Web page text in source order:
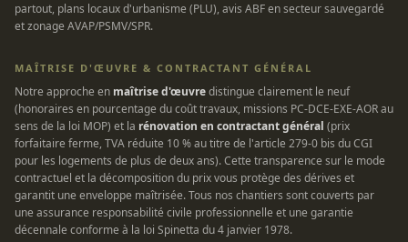
partout, plans locaux d'urbanisme (PLU), avis ABF en secteur sauvegardé
et zonage AVAP/PSMV/SPR.
MAÎTRISE D'ŒUVRE & CONTRACTANT GÉNÉRAL
Notre approche en maîtrise d'œuvredistingue clairement le neuf
(honoraires en pourcentage du coût travaux, missions PC-DCE-EXE-AOR au
sens de la loi MOP) et la rénovation en contractant général (prix
forfaitaire ferme, TVA réduite 10 % au titre de l'article 279-0 bis du CGI
pour les logements de plus de deux ans). Cette transparence sur le mode
contractuel et la décomposition du prix vous protège des dérives et
garantit une enveloppe maîtrisée. Tous nos chantiers sont couverts par
une assurance responsabilité civile professionnelle et une garantie
décennale conforme à la loi Spinetta du 4 janvier 1978.